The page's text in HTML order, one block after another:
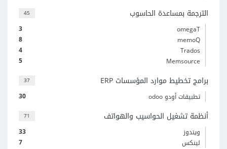
45 الترجمة بمساعدة الحاسوب
3
omegaT
8
memoQ
4
Trados
5
Memsource
37 برامج تخطيط موارد المؤسسات ERP
30 تطبيقات أودو odoo
71 أنظمة تشغيل الحواسيب والهواتف
33
ويندوز
7
لينكس